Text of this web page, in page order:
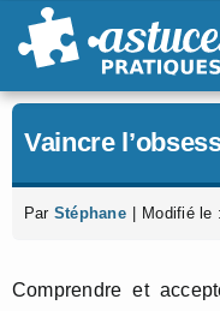
Passer
au
Vaincre
Par Stéphane Modifié le
Comprendre et